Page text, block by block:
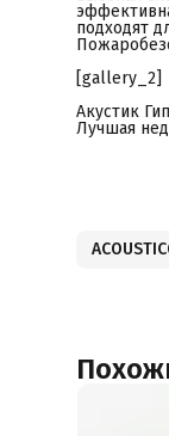
подходят
[gallery_2]
Акустик
Лучшая